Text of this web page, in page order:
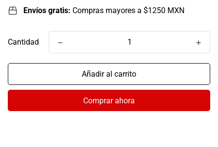
Envíos gratis: Compras mayores a $1250 MXN
Cantidad
Añadir al carrito
Comprar ahora